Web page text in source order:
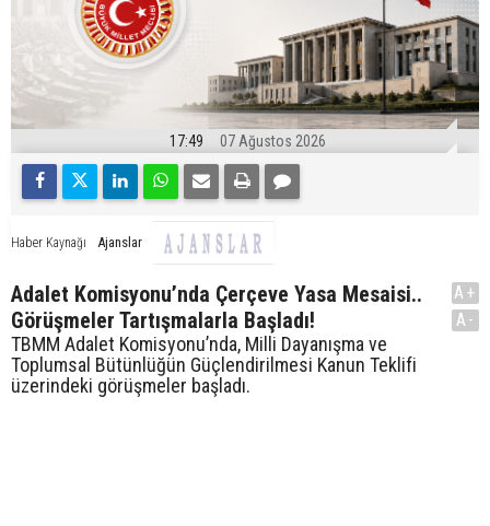
17:49 07 Ağustos 2026
Haber Kaynağı Ajanslar
Adalet Komisyonu’nda Çerçeve Yasa Mesaisi..
Görüşmeler Tartışmalarla Başladı!
TBMM Adalet Komisyonu’nda, Milli Dayanışma ve
Toplumsal Bütünlüğün Güçlendirilmesi Kanun Teklifi
üzerindeki görüşmeler başladı.
A+
A-